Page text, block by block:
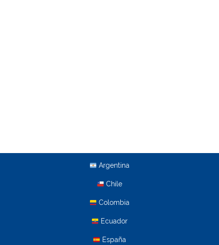
Argentina
Chile
Colombia
Ecuador
España